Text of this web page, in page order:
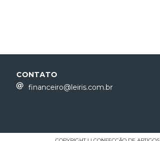
CONTATO
financeiro@leiris.com.br